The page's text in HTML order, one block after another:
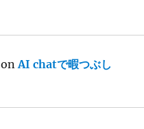
onAI chatで暇つぶし